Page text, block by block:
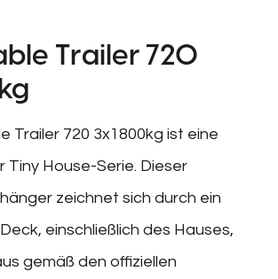
Trailer 720
Trailer 720 3x1800kg ist eine
Tiny House-Serie. Dieser
zeichnet sich durch ein
einschließlich des Hauses,
gemäß den offiziellen